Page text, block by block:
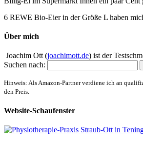
6 REWE Bio-Eier in der Größe L haben
Über mich
Joachim Ott (joachimott.de) ist der
Suchen nach:
Hinweis: Als Amazon-Partner verdiene ich an
den Preis.
Website-Schaufenster